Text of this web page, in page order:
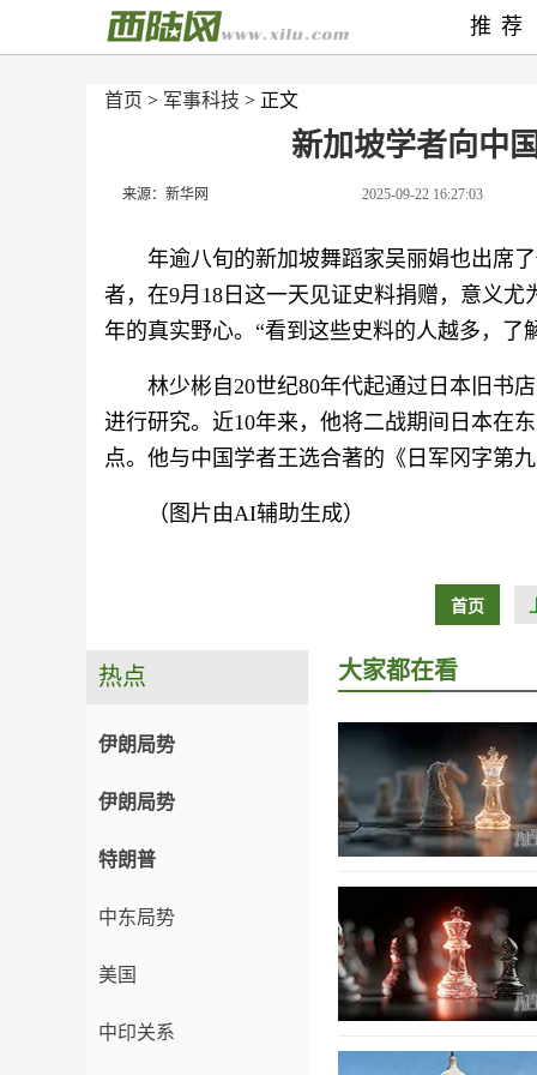
首页 > 军事科技 > 正文
新加坡学者向中
来源：新华网 2025-09-22 16:27:03
年逾八旬的新加坡舞蹈家吴丽娟也出席
者，在9月18日这一天见证史料捐赠，意义
年的真实野心。“看到这些史料的人越多，了
林少彬自20世纪80年代起通过日本旧书
进行研究。近10年来，他将二战期间日本在
点。他与中国学者王选合著的《日军冈字第
（图片由AI辅助生成）
首页
推荐
热点
伊朗局势
伊朗局势
特朗普
中东局势
美国
中印关系
大家都在看